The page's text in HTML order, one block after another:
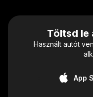
Töltsd le
Használt autót
App